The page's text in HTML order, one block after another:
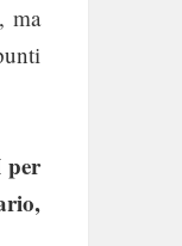
ma
per